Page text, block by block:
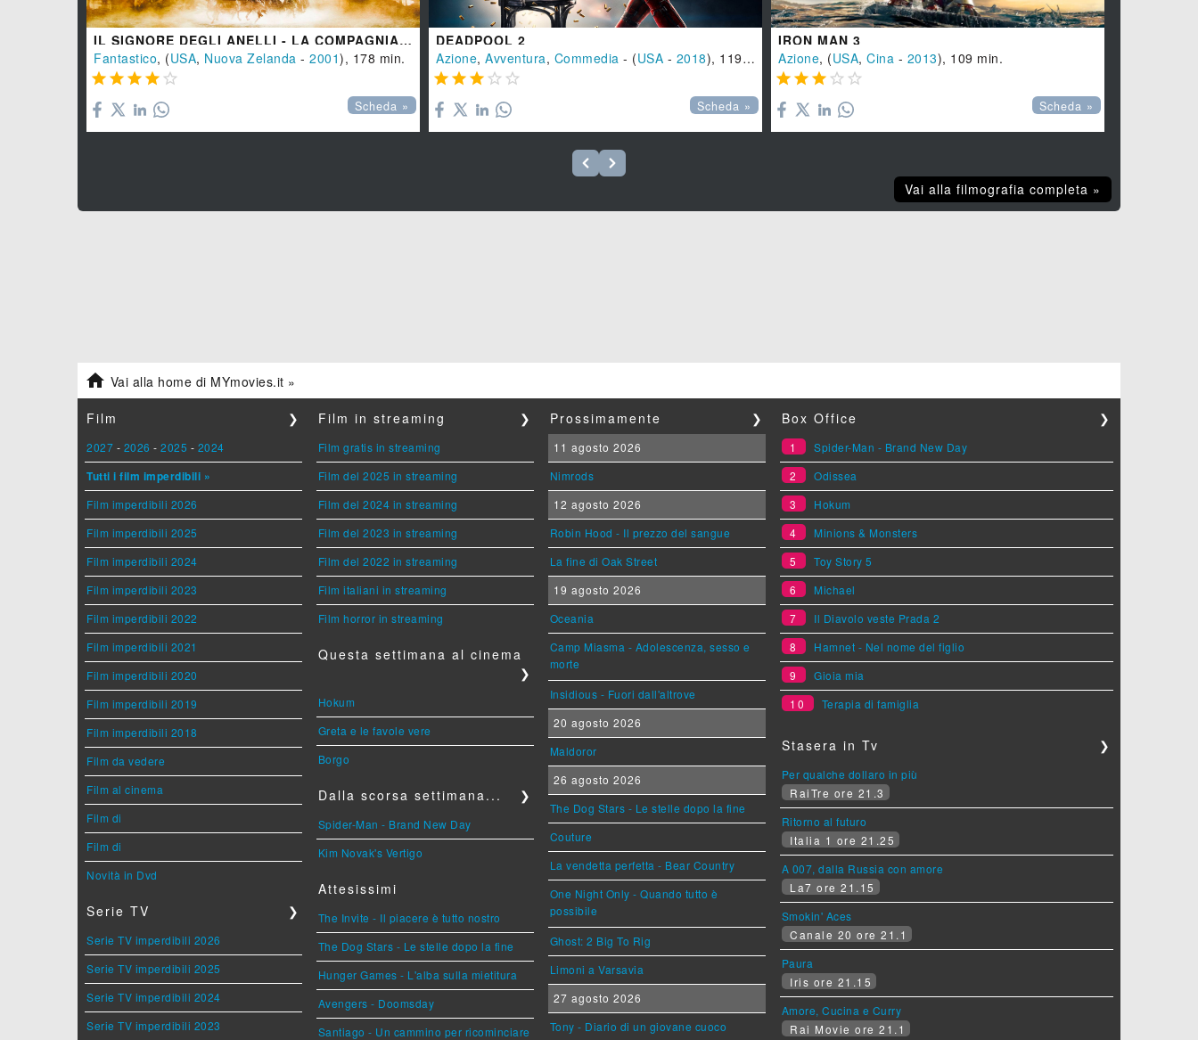
IL SIGNORE DEGLI ANELLI - LA COMPAGNIA DELL'ANELLO
Fantastico, (USA, Nuova Zelanda - 2001), 178 min.
    
Scheda »
DEADPOOL 2
Azione, Avventura, Commedia - (USA - 2018), 119 min.
    
Scheda »
IRON MAN 3
Azione, (USA, Cina - 2013), 109 min.
    
Scheda »
Vai alla filmografia completa »
 Vai alla home di MYmovies.it »
Film ❯
2027 - 2026 - 2025 - 2024
Tutti i film imperdibili »
Film imperdibili 2026
Film imperdibili 2025
Film imperdibili 2024
Film imperdibili 2023
Film imperdibili 2022
Film imperdibili 2021
Film imperdibili 2020
Film imperdibili 2019
Film imperdibili 2018
Film da vedere
Film al cinema
Film di
Film di
Novità in Dvd
Serie TV ❯
Serie TV imperdibili 2026
Serie TV imperdibili 2025
Serie TV imperdibili 2024
Serie TV imperdibili 2023
Film in streaming ❯
Film gratis in streaming
Film del 2025 in streaming
Film del 2024 in streaming
Film del 2023 in streaming
Film del 2022 in streaming
Film italiani in streaming
Film horror in streaming
Questa settimana al cinema
❯
Hokum
Greta e le favole vere
Borgo
Dalla scorsa settimana... ❯
Spider-Man - Brand New Day
Kim Novak's Vertigo
Attesissimi
The Invite - Il piacere è tutto nostro
The Dog Stars - Le stelle dopo la fine
Hunger Games - L'alba sulla mietitura
Avengers - Doomsday
Santiago - Un cammino per ricominciare
Prossimamente ❯
11 agosto 2026
Nimrods
12 agosto 2026
Robin Hood - Il prezzo del sangue
La fine di Oak Street
19 agosto 2026
Oceania
Camp Miasma - Adolescenza, sesso e
morte
Insidious - Fuori dall'altrove
20 agosto 2026
Maldoror
26 agosto 2026
The Dog Stars - Le stelle dopo la fine
Couture
La vendetta perfetta - Bear Country
One Night Only - Quando tutto è
possibile
Ghost: 2 Big To Rig
Limoni a Varsavia
27 agosto 2026
Tony - Diario di un giovane cuoco
Box Office ❯
1
Spider-Man - Brand New Day
2
Odissea
3
Hokum
4
Minions & Monsters
5
Toy Story 5
6
Michael
7
Il Diavolo veste Prada 2
8
Hamnet - Nel nome del figlio
9
Gioia mia
10
Terapia di famiglia
Stasera in Tv ❯
Per qualche dollaro in più
RaiTre ore 21.3
Ritorno al futuro
Italia 1 ore 21.25
A 007, dalla Russia con amore
La7 ore 21.15
Smokin' Aces
Canale 20 ore 21.1
Paura
Iris ore 21.15
Amore, Cucina e Curry
Rai Movie ore 21.1